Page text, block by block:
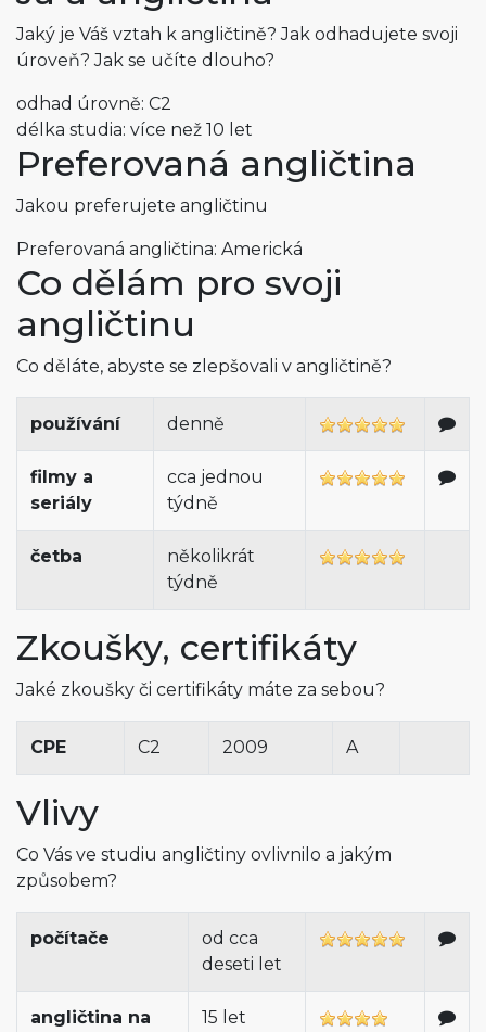
Jaký je Váš vztah k angličtině? Jak odhadujete svoji
úroveň? Jak se učíte dlouho?
odhad úrovně: C2
délka studia: více než 10 let
Preferovaná angličtina
Jakou preferujete angličtinu
Preferovaná angličtina: Americká
Co dělám pro svoji
angličtinu
Co děláte, abyste se zlepšovali v angličtině?
používání denně
filmy a
seriály
cca jednou
týdně
četba
několikrát
týdně
Zkoušky, certifikáty
Jaké zkoušky či certifikáty máte za sebou?
CPE C2 2009 A
Vlivy
Co Vás ve studiu angličtiny ovlivnilo a jakým
způsobem?
počítače
od cca
deseti let
angličtina na
15 let